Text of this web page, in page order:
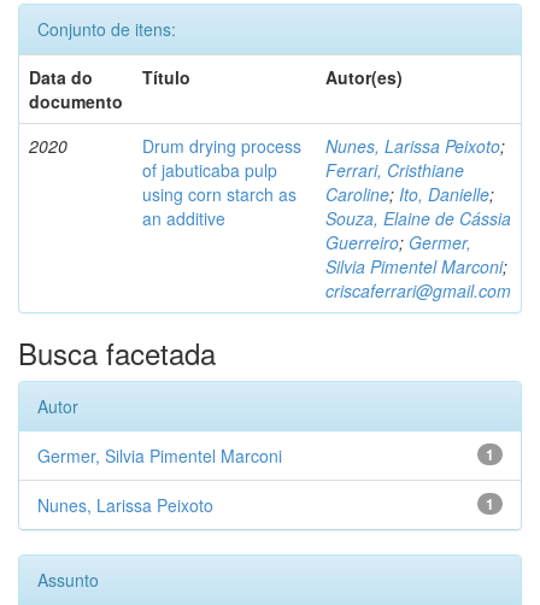
Conjunto de itens:
Data do
documento
Título Autor(es)
2020
Drum drying process
of jabuticaba pulp
using corn starch as
an additive
Nunes, Larissa Peixoto;
Ferrari, Cristhiane
Caroline; Ito, Danielle;
Souza, Elaine de Cássia
Guerreiro; Germer,
Silvia Pimentel Marconi;
criscaferrari@gmail.com
Busca facetada
Autor
1
Germer, Silvia Pimentel Marconi
1
Nunes, Larissa Peixoto
Assunto